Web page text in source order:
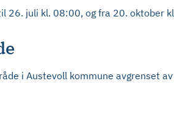
26. juli kl. 08:00, og fra 20. oktober
i Austevoll kommune avgrenset